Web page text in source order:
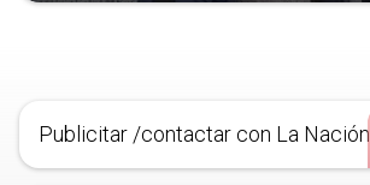
Publicitar /contactar con La Nación